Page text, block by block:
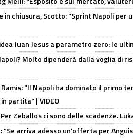
in chiusura, Scotto: "Sprint Napoli per
Juan Jesus a parametro zero: le
Molto dipenderà dalla voglia di
Ramis: "Il Napoli ha dominato il primo
partita" | VIDEO
Zeballos ci sono delle scadenze.
"Se arriva adesso un'offerta per